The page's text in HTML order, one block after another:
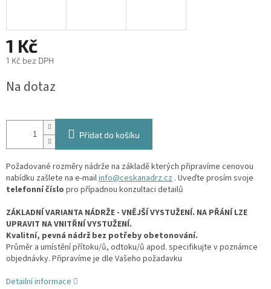
1 Kč
1 Kč bez DPH
cena:
Na dotaz
Přidat do košíku
Požadované rozměry nádrže na základě kterých připravíme cenovou
nabídku zašlete na e-mailinfo@ceskanadrz.cz . Uveďte prosím svoje
telefonní číslo pro případnou konzultaci detailů
ZÁKLADNÍ VARIANTA NÁDRŽE - VNĚJŠÍ VYSTUŽENÍ. NA PŘÁNÍ LZE
UPRAVIT NA VNITŘNÍ VYSTUŽENÍ.
Kvalitní, pevná nádrž bez potřeby obetonování.
Průměr a umístění přítoku/ů, odtoku/ů apod. specifikujte v poznámce
objednávky. Připravíme je dle Vašeho požadavku
Detailní informace